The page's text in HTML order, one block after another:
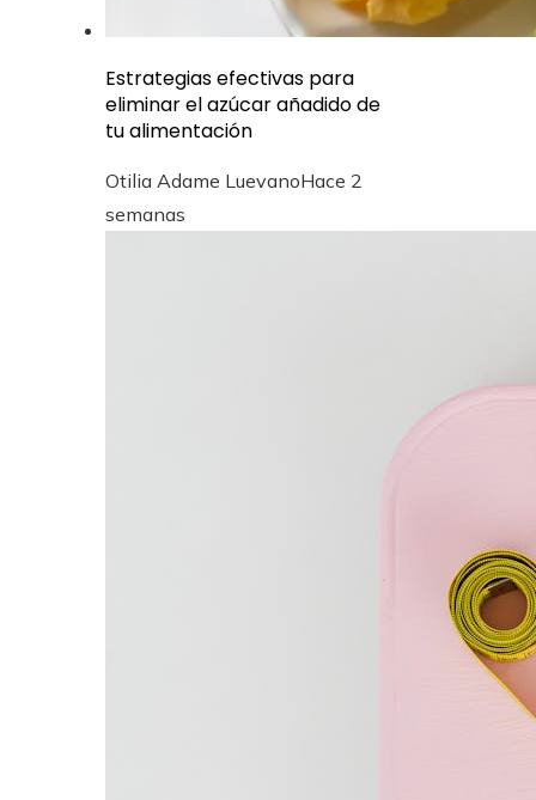
Estrategias efectivas para
eliminar el azúcar añadido de
tu alimentación
Otilia Adame LuevanoHace 2
semanas